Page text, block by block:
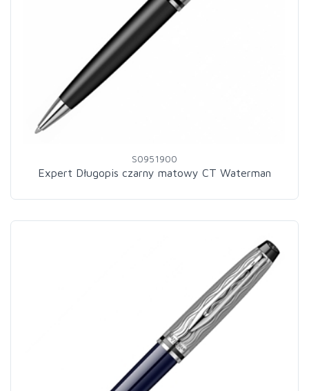
S0951900
Expert Długopis czarny matowy CT Waterman